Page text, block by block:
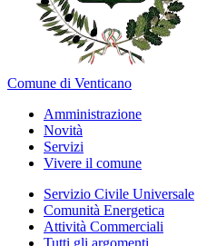
Comune di Venticano
Amministrazione
Novità
Servizi
Vivere il comune
Servizio Civile Universale
Comunità Energetica
Attività Commerciali
Tutti gli argomenti...